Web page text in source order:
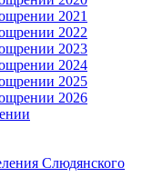
2021
2022
2023
2024
2025
2026
Слюдянского